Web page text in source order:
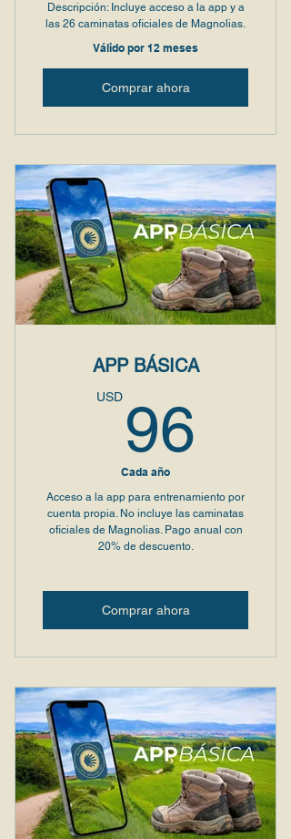
Descripción: Incluye acceso a la app y a
las 26 caminatas oficiales de Magnolias.
Válido por 12 meses
Comprar ahora
APP BÁSICA
USD 96
Cada año
Acceso a la app para entrenamiento por
cuenta propia. No incluye las caminatas
oficiales de Magnolias. Pago anual con
20% de descuento.
Comprar ahora